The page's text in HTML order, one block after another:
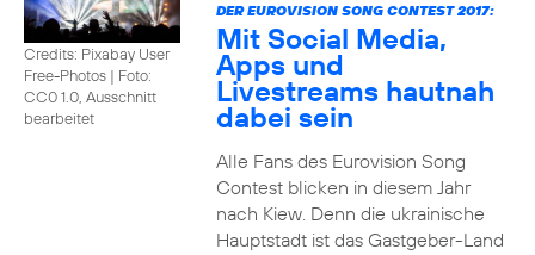
Credits: Pixabay User
Free-Photos | Foto:
CC0 1.0, Ausschnitt
bearbeitet
DER EUROVISION SONG CONTEST 2017:
Mit Social Media,
Apps und
Livestreams hautnah
dabei sein
Alle Fans des Eurovision Song
Contest blicken in diesem Jahr
nach Kiew. Denn die ukrainische
Hauptstadt ist das Gastgeber-Land